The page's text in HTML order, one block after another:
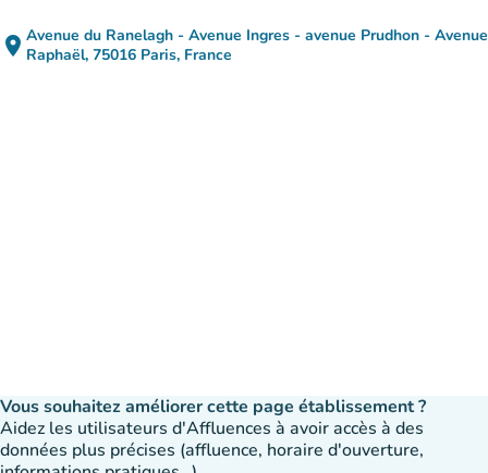
place Avenue du Ranelagh - Avenue Ingres - avenue Prudhon - Avenue
Raphaël, 75016 Paris, France
Vous souhaitez améliorer cette page établissement ?
Aidez les utilisateurs d'Affluences à avoir accès à des
données plus précises (affluence, horaire d'ouverture,